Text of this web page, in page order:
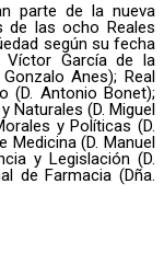
parte de la nueva
de las ocho Reales
según su fecha
Víctor García de la
Anes); Real
(D. Antonio Bonet);
Naturales (D. Miguel
y Políticas (D.
Medicina (D. Manuel
y Legislación (D.
de Farmacia (Dña.